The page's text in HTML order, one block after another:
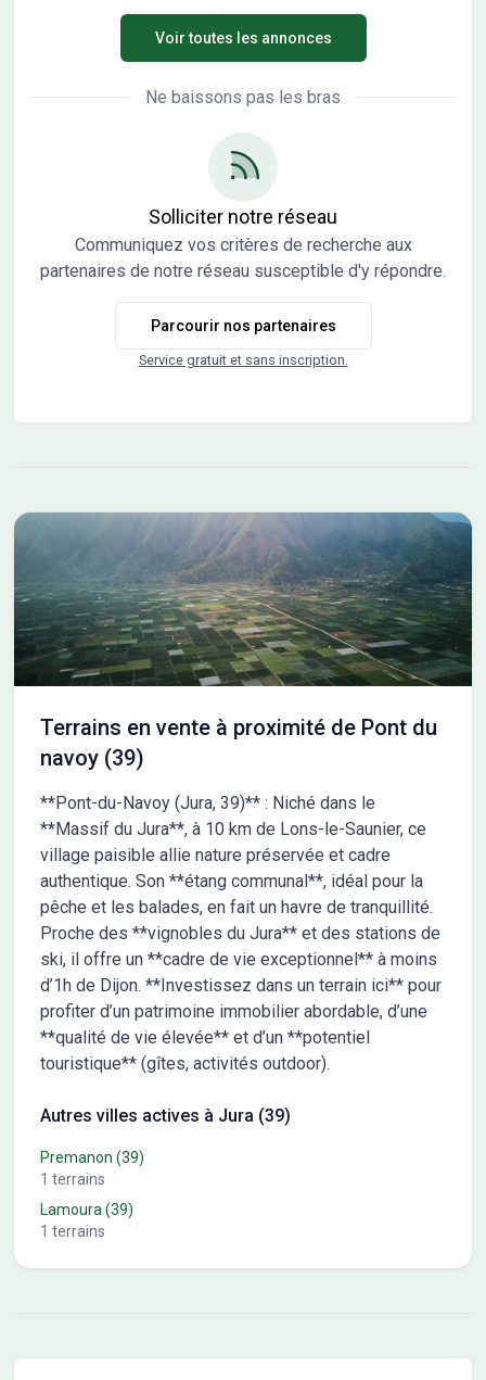
terrains à bâtir libres de tout constructeur dont 3 encore
disponibles. Découvrez ces parcelles entièrement
viabilisées (eau, électricité, Télécom, assainissement
collectif), offrant des belles surfaces allant d'environ 1
tous les terrains sont libres constructeur. ZOOM sur le lot 5
avec sa belle superficie de 1 115 m² et son prix de 76000
€. Ce terrain n'attend plus que votre projet. A proximité :
restaurants, artisans, … Pas de frais d'Agence, ni de frais
de dossier. Vous pouvez compter sur un
accompagnement de qualité tout au long de votre achat.
Dès à présent, profitez du prêt à taux 0 (PATZ) pour
financer votre projet. Les informations sur les risques
renseignements concernant ce terrain et nos différentes
Voir toutes les annonces
Ne baissons pas les bras
Solliciter notre réseau
Communiquez vos critères de recherche aux
partenaires de notre réseau susceptible d'y répondre.
Parcourir nos partenaires
Service gratuit et sans inscription.
Terrains en vente à proximité de Pont du
navoy (39)
**Pont-du-Navoy (Jura, 39)** : Niché dans le
**Massif du Jura**, à 10 km de Lons-le-Saunier, ce
village paisible allie nature préservée et cadre
authentique. Son **étang communal**, idéal pour la
pêche et les balades, en fait un havre de tranquillité.
Proche des **vignobles du Jura** et des stations de
ski, il offre un **cadre de vie exceptionnel** à moins
d’1h de Dijon. **Investissez dans un terrain ici** pour
profiter d’un patrimoine immobilier abordable, d’une
**qualité de vie élevée** et d’un **potentiel
touristique** (gîtes, activités outdoor).
Autres villes actives à Jura (39)
Premanon (39)
1 terrains
Lamoura(39)
1 terrains